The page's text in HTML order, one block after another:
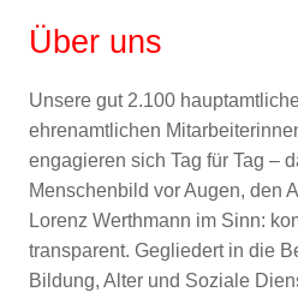
Über uns
Unsere gut 2.100
ehrenamtlichen
engagieren sich Tag für Tag –
Menschenbild vor Augen, den
Lorenz Werthmann im Sinn:
transparent. Gegliedert in die
Bildung, Alter und Soziale